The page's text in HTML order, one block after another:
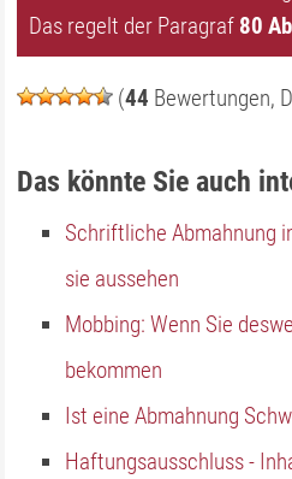
Das regelt der Paragraf 80
(44 Bewertungen,
Das könnte Sie auch
Schriftliche Abmahnung
sie aussehen
Mobbing: Wenn Sie
bekommen
Ist eine Abmahnung
Haftungsausschluss -